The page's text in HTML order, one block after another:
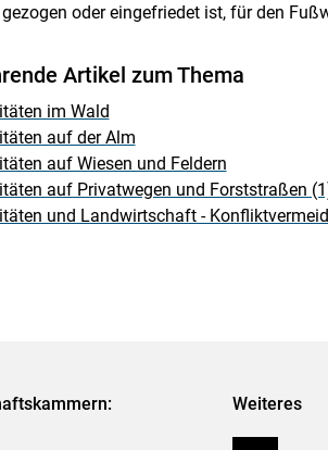
oder eingefriedet ist, für den
Artikel zum Thema
im Wald
auf der Alm
auf Wiesen und Feldern
auf Privatwegen und Forststraßen
und Landwirtschaft -
Weiteres